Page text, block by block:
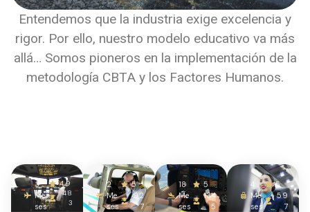
Entendemos que la industria exige excelencia y
rigor. Por ello, nuestro modelo educativo va más
allá… Somos pioneros en la implementación de la
metodología CBTA y los Factores Humanos.
3
Me
ses
4.9
48
3
2
Me
ses
5
92
7
18
Me
ses
5
134
5
4
Me
ses
5
59
7